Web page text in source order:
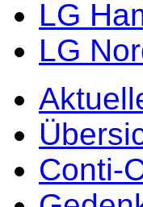
LG
LG
Conti-